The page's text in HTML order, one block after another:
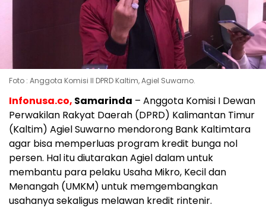
Foto : Anggota Komisi II DPRD Kaltim, Agiel Suwarno.
Infonusa.co, Samarinda – Anggota Komisi I Dewan
Perwakilan Rakyat Daerah (DPRD) Kalimantan Timur
(Kaltim) Agiel Suwarno mendorong Bank Kaltimtara
agar bisa memperluas program kredit bunga nol
persen. Hal itu diutarakan Agiel dalam untuk
membantu para pelaku Usaha Mikro, Kecil dan
Menangah (UMKM) untuk memgembangkan
usahanya sekaligus melawan kredit rintenir.